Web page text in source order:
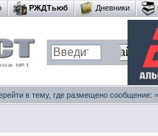
РЖДТьюб Дневники
в тему, где размещено сообщение: